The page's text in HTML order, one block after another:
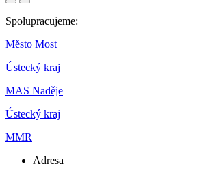
Spolupracujeme:
Město Most
Ústecký kraj
MAS Naděje
Ústecký kraj
MMR
Adresa